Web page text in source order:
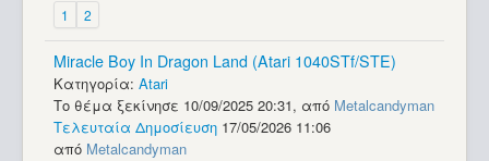
1 2
Miracle Boy In Dragon Land (Atari 1040STf/STE)
Κατηγορία: Atari
Το θέμα ξεκίνησε 10/09/2025 20:31, από Metalcandyman
Τελευταία Δημοσίευση 17/05/2026 11:06
από Metalcandyman